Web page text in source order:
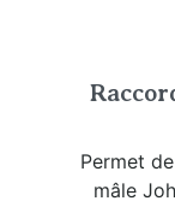
Permet
mâle